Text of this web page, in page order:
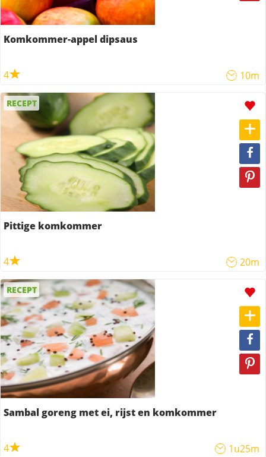
Komkommer-appel dipsaus
4 10m
RECEPT
Pittige komkommer
4 20m
RECEPT
Sambal goreng met ei, rijst en komkommer
4 1u25m